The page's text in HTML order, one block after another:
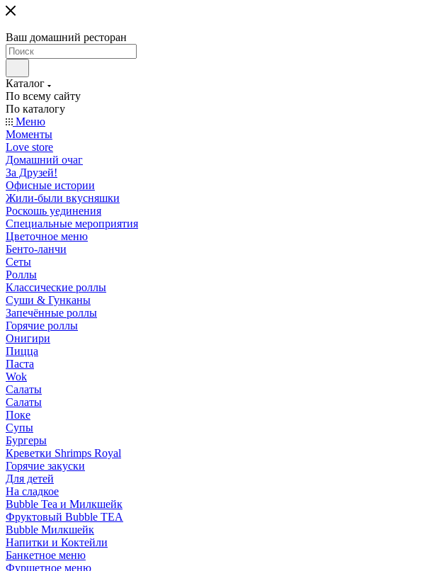
Ваш домашний ресторан
Каталог
По всему сайту
По каталогу
Меню
Моменты
Love store
Домашний очаг
За Друзей!
Офисные истории
Жили-были вкусняшки
Роскошь уединения
Специальные мероприятия
Цветочное меню
Бенто-ланчи
Сеты
Роллы
Классические роллы
Суши & Гунканы
Запечённые роллы
Горячие роллы
Онигири
Пицца
Паста
Wok
Салаты
Салаты
Поке
Супы
Бургеры
Креветки Shrimps Royal
Горячие закуски
Для детей
На сладкое
Bubble Tea и Милкшейк
Фруктовый Bubble TEA
Bubble Милкшейк
Напитки и Коктейли
Банкетное меню
Фуршетное меню